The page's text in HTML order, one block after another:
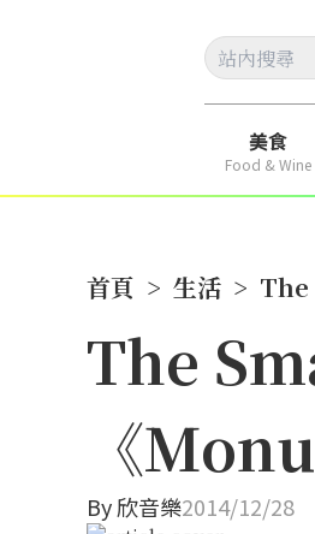
美食
Food & Wine
首頁 > 生活 > The
The
《
By欣音樂2014/12/28